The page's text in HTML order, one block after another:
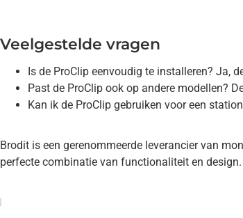
Veelgestelde vragen
Is de ProClip eenvoudig te installeren? Ja,
Past de ProClip ook op andere modellen?
Kan ik de ProClip gebruiken voor een
Brodit is een gerenommeerde leverancier van
perfecte combinatie van functionaliteit en design.